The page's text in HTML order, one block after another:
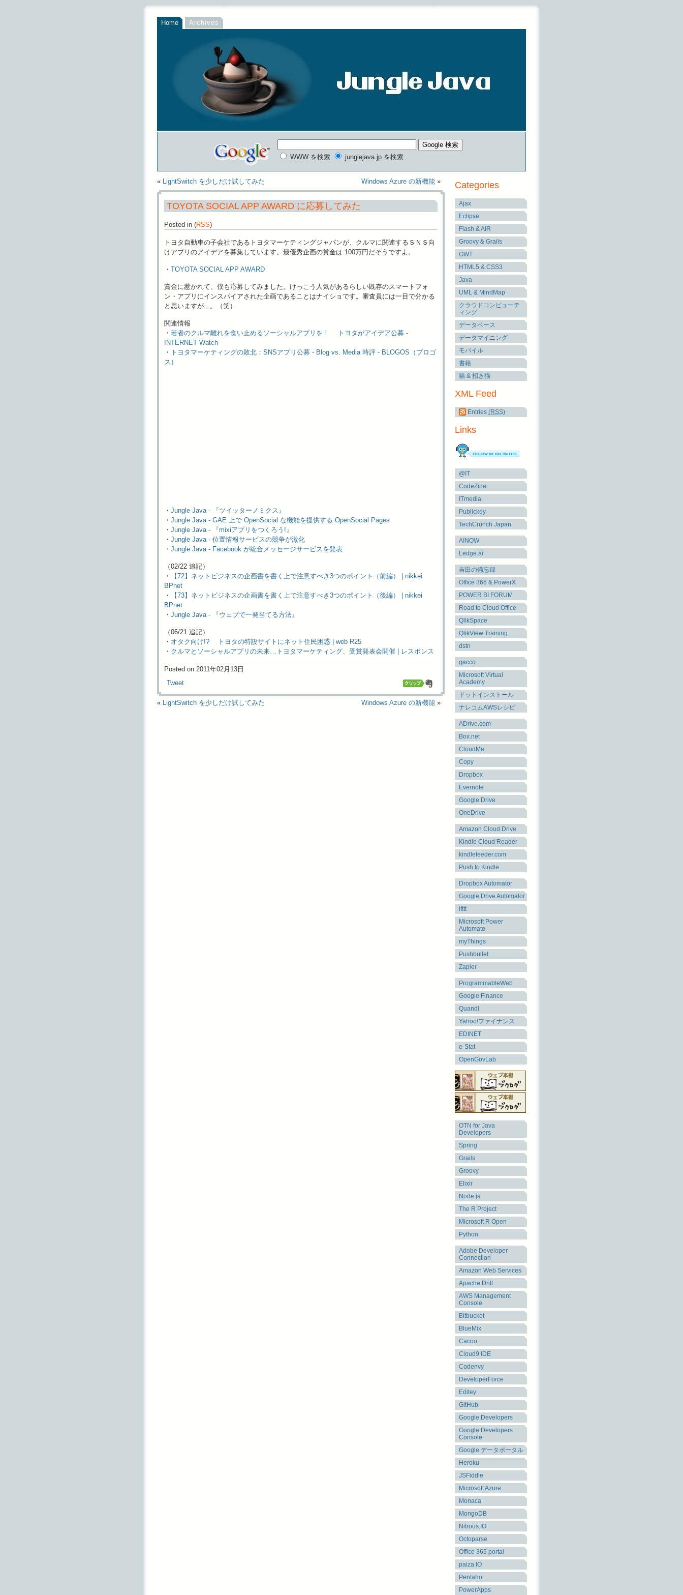
Home Archives
WWW を検索 junglejava.jp を検索
« LightSwitch を少しだけ試してみた Windows Azure の新機能 »
TOYOTA SOCIAL APP AWARD に応募してみた
Posted in (RSS)
トヨタ自動車の子会社であるトヨタマーケティングジャパンが、クルマに関連するＳＮＳ向
けアプリのアイデアを募集しています。最優秀企画の賞金は 100万円だそうですよ。
・ TOYOTA SOCIAL APP AWARD
賞金に惹かれて、僕も応募してみました。けっこう人気があるらしい既存のスマートフォ
ン・アプリにインスパイアされた企画であることはナイショです。審査員には一目で分かる
と思いますが...。（笑）
関連情報
・ 若者のクルマ離れを食い止めるソーシャルアプリを！ トヨタがアイデア公募 -
INTERNET Watch
・ トヨタマーケティングの敗北：SNSアプリ公募 - Blog vs. Media 時評 - BLOGOS（ブロゴ
ス）
・ Jungle Java - 『ツイッターノミクス』
・ Jungle Java - GAE 上で OpenSocial な機能を提供する OpenSocial Pages
・ Jungle Java - 『mixiアプリをつくろう!』
・ Jungle Java - 位置情報サービスの競争が激化
・ Jungle Java - Facebook が統合メッセージサービスを発表
（02/22 追記）
・
【72】ネットビジネスの企画書を書く上で注意すべき3つのポイント（前編） | nikkei
BPnet
・
【73】ネットビジネスの企画書を書く上で注意すべき3つのポイント（後編） | nikkei
BPnet
・ Jungle Java - 『ウェブで一発当てる方法』
（06/21 追記）
・ オタク向け!? トヨタの特設サイトにネット住民困惑 | web R25
・ クルマとソーシャルアプリの未来…トヨタマーケティング、受賞発表会開催 | レスポンス
Posted on 2011年02月13日
Tweet
« LightSwitch を少しだけ試してみた Windows Azure の新機能 »
Categories
Ajax
Eclipse
Flash & AIR
Groovy & Grails
GWT
HTML5 & CSS3
Java
UML & MindMap
クラウドコンピューテ
ィング
データベース
データマイニング
モバイル
書籍
猫 & 招き猫
XML Feed
Entries (RSS)
Links
@IT
CodeZine
ITmedia
Publickey
TechCrunch Japan
AINOW
Ledge.ai
吉田の備忘録
Office 365 & PowerX
POWER BI FORUM
Road to Cloud Office
QlikSpace
QlikView Training
dstn
gacco
Microsoft Virtual
Academy
ドットインストール
ナレコムAWSレシピ
ADrive.com
Box.net
CloudMe
Copy
Dropbox
Evernote
Google Drive
OneDrive
Amazon Cloud Drive
Kindle Cloud Reader
kindlefeeder.com
Push to Kindle
Dropbox Automator
Google Drive Automator
ifttt
Microsoft Power
Automate
myThings
Pushbullet
Zapier
ProgrammableWeb
Google Finance
Quandl
Yahoo!ファイナンス
EDINET
e-Stat
OpenGovLab
OTN for Java
Developers
Spring
Grails
Groovy
Elixir
Node.js
The R Project
Microsoft R Open
Python
Adobe Developer
Connection
Amazon Web Services
Apache Drill
AWS Management
Console
Bitbucket
BlueMix
Cacoo
Cloud9 IDE
Codenvy
DeveloperForce
Editey
GitHub
Google Developers
Google Developers
Console
Google データポータル
Heroku
JSFiddle
Microsoft Azure
Monaca
MongoDB
Nitrous.IO
Octoparse
Office 365 portal
paiza.IO
Pentaho
PowerApps